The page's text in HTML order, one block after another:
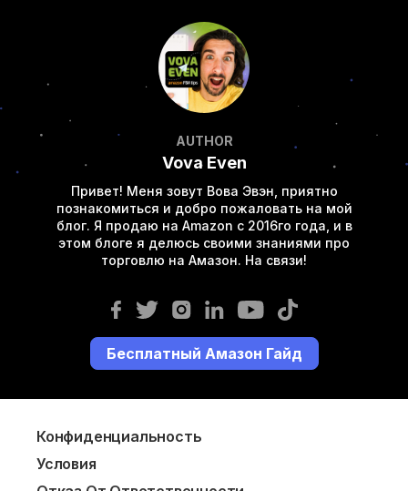
AUTHOR
Vova Even
Привет! Меня зовут Вова Эвэн, приятно
познакомиться и добро пожаловать на мой
блог. Я продаю на Amazon с 2016го года, и в
этом блоге я делюсь своими знаниями про
торговлю на Амазон. На связи!
Бесплатный Амазон Гайд
Конфиденциальность
Условия